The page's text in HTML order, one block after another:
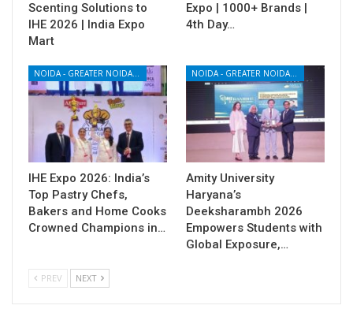
Scenting Solutions to
IHE 2026 | India Expo
Mart
Expo | 1000+ Brands |
4th Day…
NOIDA - GREATER NOIDA - YAMUNA EXPRESSWAY
IHE Expo 2026: India’s
Top Pastry Chefs,
Bakers and Home Cooks
Crowned Champions in…
NOIDA - GREATER NOIDA - YAMUNA EXPRESSWAY
Amity University
Haryana’s
Deeksharambh 2026
Empowers Students with
Global Exposure,…
PREV NEXT